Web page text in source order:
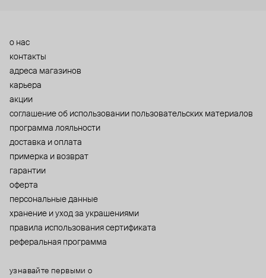
о нас
контакты
адреса магазинов
карьера
акции
cоглашение об использовании пользовательских материалов
программа лояльности
доставка и оплата
примерка и возврат
гарантии
оферта
персональные данные
хранение и уход за украшениями
правила использования сертификата
реферальная программа
узнавайте первыми о